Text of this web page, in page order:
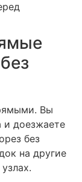
Вы
и доезжаете
без
на другие